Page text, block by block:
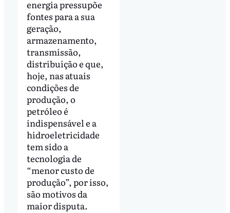
energia pressupõe
fontes para a sua
geração,
armazenamento,
transmissão,
distribuição e que,
hoje, nas atuais
condições de
produção, o
petróleo é
indispensável e a
hidroeletricidade
tem sido a
tecnologia de
“menor custo de
produção”, por isso,
são motivos da
maior disputa.